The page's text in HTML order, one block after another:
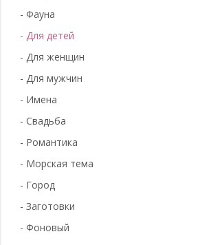
- Фауна
- Для детей
- Для женщин
- Для мужчин
- Имена
- Свадьба
- Романтика
- Морская тема
- Город
- Заготовки
- Фоновый